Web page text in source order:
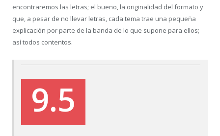
encontraremos las letras; el bueno, la originalidad del formato y
que, a pesar de no llevar letras, cada tema trae una pequeña
explicación por parte de la banda de lo que supone para ellos;
así todos contentos.
9.5